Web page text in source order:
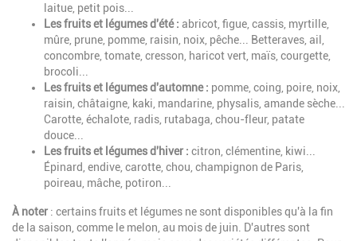
laitue, petit pois...
Les fruits et légumes d'été : abricot, figue, cassis, myrtille,
mûre, prune, pomme, raisin, noix, pêche... Betteraves, ail,
concombre, tomate, cresson, haricot vert, maïs, courgette,
brocoli...
Les fruits et légumes d'automne : pomme, coing, poire, noix,
raisin, châtaigne, kaki, mandarine, physalis, amande sèche...
Carotte, échalote, radis, rutabaga, chou-fleur, patate
douce...
Les fruits et légumes d'hiver : citron, clémentine, kiwi...
Épinard, endive, carotte, chou, champignon de Paris,
poireau, mâche, potiron...
À noter : certains fruits et légumes ne sont disponibles qu'à la fin
de la saison, comme le melon, au mois de juin. D'autres sont